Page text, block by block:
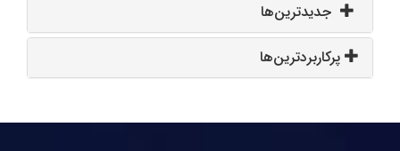
جدیدترین‌ها
پرکاربردترین‌ها